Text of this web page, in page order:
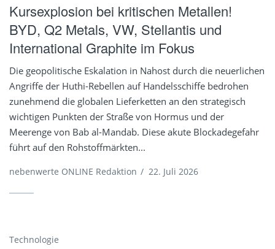
Kursexplosion bei kritischen Metallen!
BYD, Q2 Metals, VW, Stellantis und
International Graphite im Fokus
Die geopolitische Eskalation in Nahost durch die neuerlichen
Angriffe der Huthi-Rebellen auf Handelsschiffe bedrohen
zunehmend die globalen Lieferketten an den strategisch
wichtigen Punkten der Straße von Hormus und der
Meerenge von Bab al-Mandab. Diese akute Blockadegefahr
führt auf den Rohstoffmärkten...
nebenwerte ONLINE Redaktion / 22. Juli 2026
Technologie